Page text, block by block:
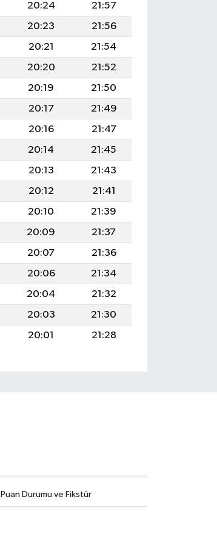
20:24
21:57
20:23
21:56
20:21
21:54
20:20
21:52
20:19
21:50
20:17
21:49
20:16
21:47
20:14
21:45
20:13
21:43
20:12
21:41
20:10
21:39
20:09
21:37
20:07
21:36
20:06
21:34
20:04
21:32
20:03
21:30
20:01 21:28
Puan Durumu ve Fikstür